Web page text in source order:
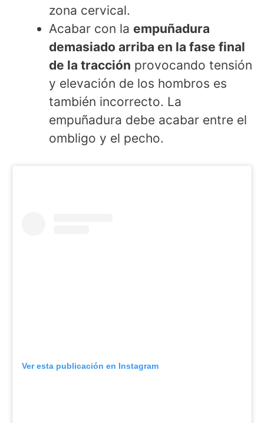
zona cervical.
Acabar con la empuñadura
demasiado arriba en la fase final
de la tracción provocando tensión
y elevación de los hombros es
también incorrecto. La
empuñadura debe acabar entre el
ombligo y el pecho.
Ver esta publicación en Instagram